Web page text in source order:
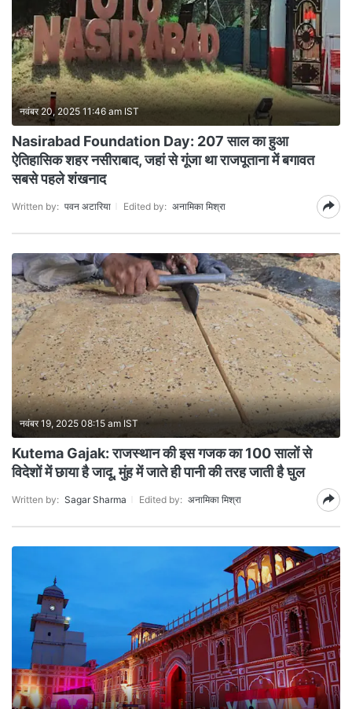
नवंबर 20, 2025 11:46 am IST
Nasirabad Foundation Day: 207 साल का हुआ
ऐतिहासिक शहर नसीराबाद, जहां से गूंजा था राजपूताना में बगावत
सबसे पहले शंखनाद
Written by: पवन अटारिया Edited by: अनामिका मिश्रा
नवंबर 19, 2025 08:15 am IST
Kutema Gajak: राजस्थान की इस गजक का 100 सालों से
विदेशों में छाया है जादू, मुंह में जाते ही पानी की तरह जाती है घुल
Written by: Sagar Sharma Edited by: अनामिका मिश्रा